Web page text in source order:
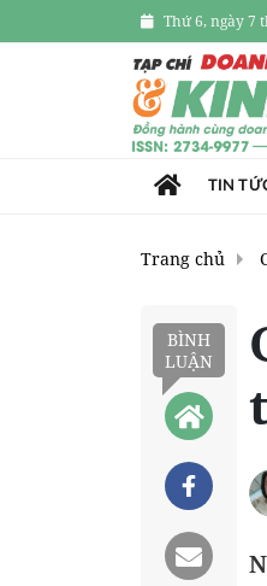
Thứ 6, ngày 7
TIN
Trang chủ
BÌNH
LUẬN